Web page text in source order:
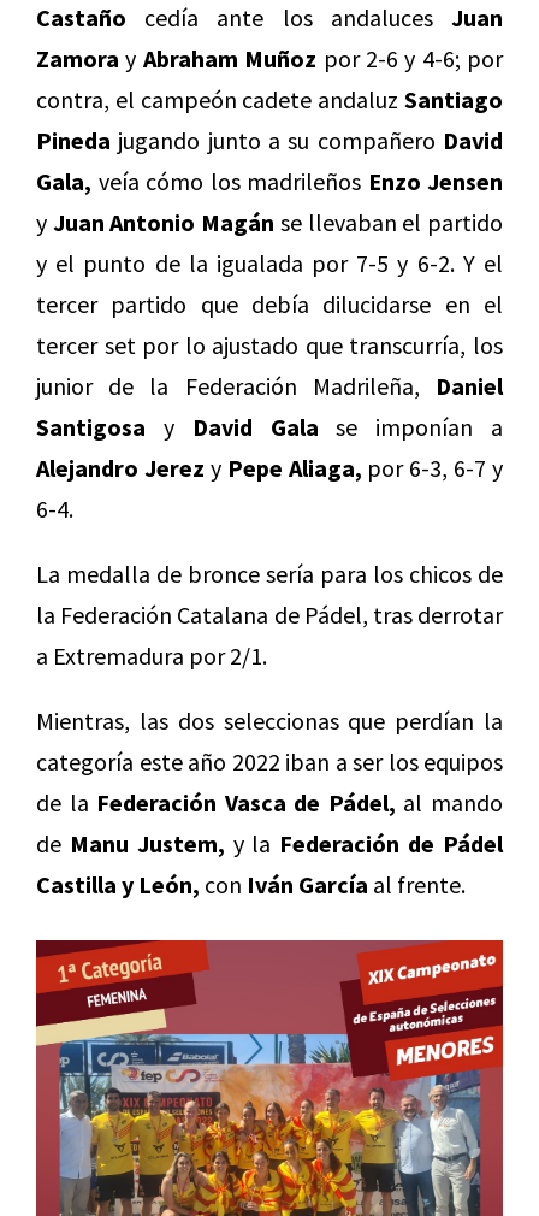
Castaño cedía ante los andaluces Juan
Zamora y Abraham Muñoz por 2-6 y 4-6; por
contra, el campeón cadete andaluz Santiago
Pineda jugando junto a su compañero David
Gala, veía cómo los madrileños Enzo Jensen
y Juan Antonio Magán se llevaban el partido
y el punto de la igualada por 7-5 y 6-2. Y el
tercer partido que debía dilucidarse en el
tercer set por lo ajustado que transcurría, los
junior de la Federación Madrileña, Daniel
Santigosa y David Gala se imponían a
Alejandro Jerez y Pepe Aliaga, por 6-3, 6-7 y
6-4.
La medalla de bronce sería para los chicos de
la Federación Catalana de Pádel, tras derrotar
a Extremadura por 2/1.
Mientras, las dos seleccionas que perdían la
categoría este año 2022 iban a ser los equipos
de la Federación Vasca de Pádel, al mando
de Manu Justem, y la Federación de Pádel
Castilla y León, con Iván García al frente.